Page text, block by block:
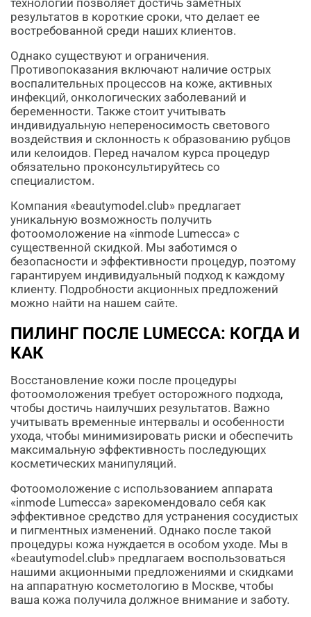
технологии позволяет достичь заметных
результатов в короткие сроки, что делает ее
востребованной среди наших клиентов.
Однако существуют и ограничения.
Противопоказания включают наличие острых
воспалительных процессов на коже, активных
инфекций, онкологических заболеваний и
беременности. Также стоит учитывать
индивидуальную непереносимость светового
воздействия и склонность к образованию рубцов
или келоидов. Перед началом курса процедур
обязательно проконсультируйтесь со
специалистом.
Компания «beautymodel.club» предлагает
уникальную возможность получить
фотоомоложение на «inmode Lumecca» с
существенной скидкой. Мы заботимся о
безопасности и эффективности процедур, поэтому
гарантируем индивидуальный подход к каждому
клиенту. Подробности акционных предложений
можно найти на нашем сайте.
ПИЛИНГ ПОСЛЕ LUMECCA: КОГДА И
КАК
Восстановление кожи после процедуры
фотоомоложения требует осторожного подхода,
чтобы достичь наилучших результатов. Важно
учитывать временные интервалы и особенности
ухода, чтобы минимизировать риски и обеспечить
максимальную эффективность последующих
косметических манипуляций.
Фотоомоложение с использованием аппарата
«inmode Lumecca» зарекомендовало себя как
эффективное средство для устранения сосудистых
и пигментных изменений. Однако после такой
процедуры кожа нуждается в особом уходе. Мы в
«beautymodel.club» предлагаем воспользоваться
нашими акционными предложениями и скидками
на аппаратную косметологию в Москве, чтобы
ваша кожа получила должное внимание и заботу.